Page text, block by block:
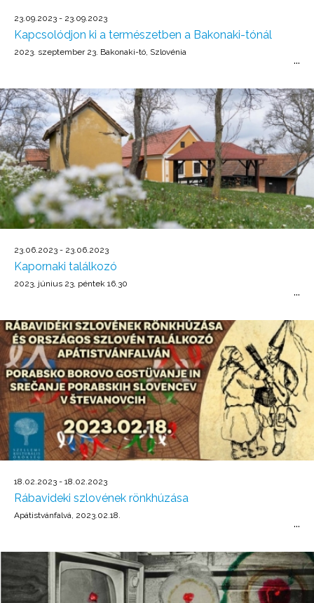
23.09.2023 - 23.09.2023
Kapcsolódjon ki a természetben a Bakonaki-tónál
2023. szeptember 23. Bakonaki-tó, Szlovénia
23.06.2023 - 23.06.2023
Kapornaki találkozó
2023, június 23, péntek 16.30
18.02.2023 - 18.02.2023
Rábavideki szlovének rönkhúzása
Apátistvánfalvá, 2023.02.18.